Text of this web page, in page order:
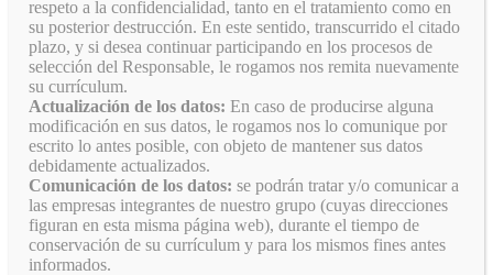
respeto a la confidencialidad, tanto en el tratamiento como en
su posterior destrucción. En este sentido, transcurrido el citado
plazo, y si desea continuar participando en los procesos de
selección del Responsable, le rogamos nos remita nuevamente
su currículum.
Actualización de los datos: En caso de producirse alguna
modificación en sus datos, le rogamos nos lo comunique por
escrito lo antes posible, con objeto de mantener sus datos
debidamente actualizados.
Comunicación de los datos: se podrán tratar y/o comunicar a
las empresas integrantes de nuestro grupo (cuyas direcciones
figuran en esta misma página web), durante el tiempo de
conservación de su currículum y para los mismos fines antes
informados.